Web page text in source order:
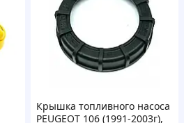
Крышка топливного насоса
PEUGEOT 106 (1991-2003г),